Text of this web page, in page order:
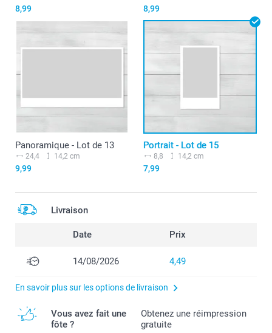
8,99 8,99
Panoramique - Lot de 13
24,4 14,2 cm
9,99
Portrait - Lot de 15
8,8 14,2 cm
7,99
Livraison
Date Prix
14/08/2026 4,49
En savoir plus sur les options de livraison
Vous avez fait une
fôte ?
Obtenez une réimpression
gratuite